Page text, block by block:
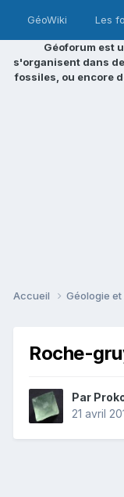
GéoWiki Les
Géoforum est
s'organisent dans
fossiles, ou encore
Accueil Géologie
Roche-
Par
21 avril